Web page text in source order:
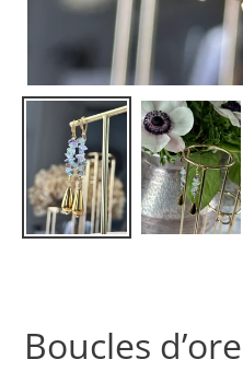
Boucles